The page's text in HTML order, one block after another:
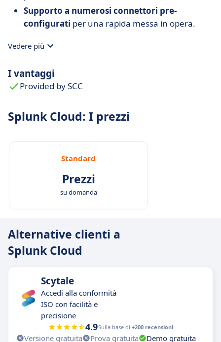
Supporto a numerosi connettori pre-
configurati per una rapida messa in opera.
Vedere più
I vantaggi
Provided by SCC
Splunk Cloud: I prezzi
Standard
Prezzi
su domanda
Alternative clienti a
Splunk Cloud
Scytale
Accedi alla conformità
ISO con facilità e
precisione
4.9Sulla base di +200 recensioni
Versione gratuita Prova gratuita
Demo gratuita